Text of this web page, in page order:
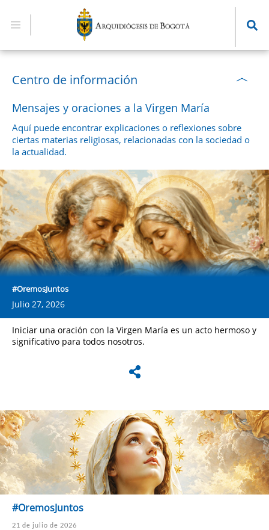
contenido
principal
Centro de información
#OremosJuntos
Julio 27, 2026
Iniciar una oración con la Virgen María es un acto hermoso y
significativo para todos nosotros.
#OremosJuntos
21 de julio de 2026
Mensajes y oraciones a la Virgen María
Aquí puede encontrar explicaciones o reflexiones sobre
ciertas materias religiosas, relacionadas con la sociedad o
la actualidad.